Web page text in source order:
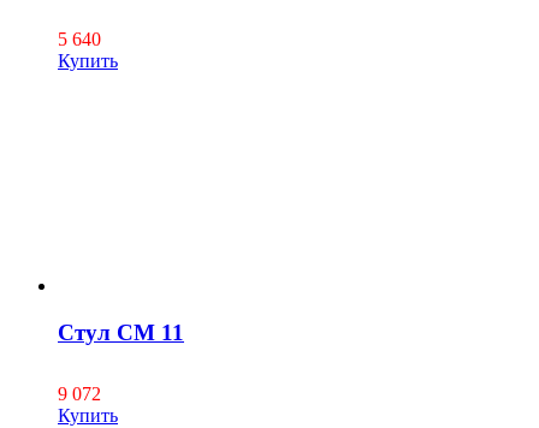
5 640
Купить
Стул СМ 11
9 072
Купить